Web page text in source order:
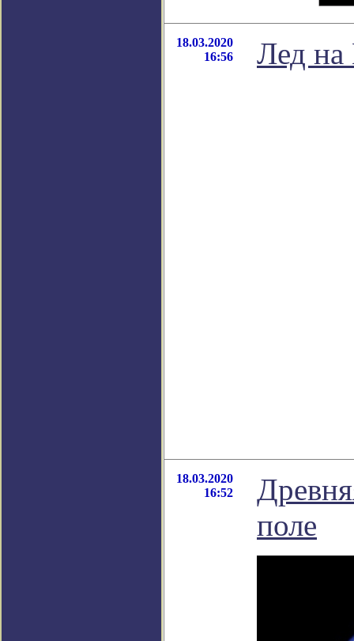
18.03.2020
16:56
Лед на
18.03.2020
16:52
поле